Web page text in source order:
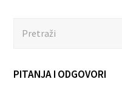
PITANJA I ODGOVORI